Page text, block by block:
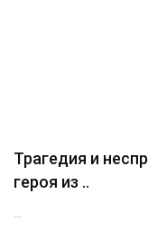
Трагедия и
героя из ..
...